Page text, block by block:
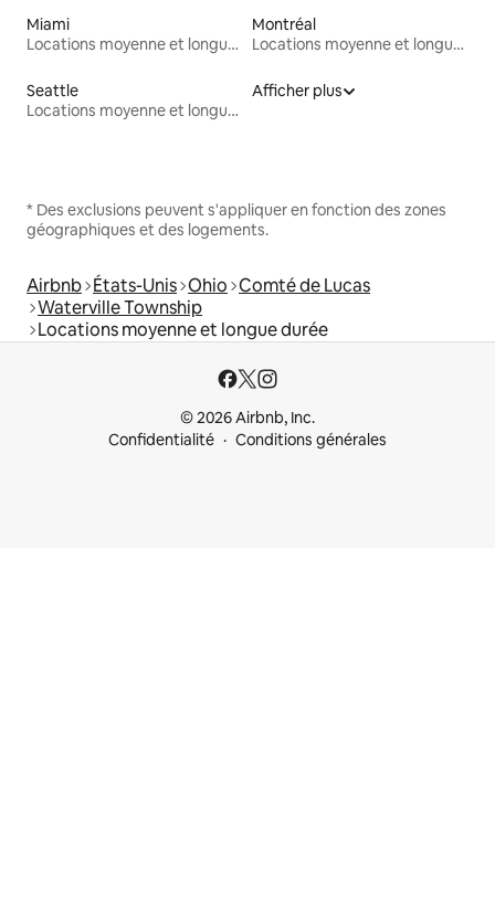
Miami
Locations moyenne et longue durée
Montréal
Locations moyenne et longue durée
Seattle
Locations moyenne et longue durée
Afficher plus
* Des exclusions peuvent s'appliquer en fonction des zones
géographiques et des logements.
Airbnb États-Unis Ohio Comté de Lucas
Waterville Township
Locations moyenne et longue durée
© 2026 Airbnb, Inc.
Confidentialité
Conditions générales